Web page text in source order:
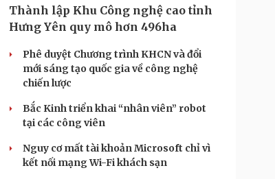
Podcast
Đọc truyện đêm khuya
Cửa sổ tình yêu
Thành lập Khu Công nghệ cao tỉnh
Hưng Yên quy mô hơn 496ha
Phê duyệt Chương trình KHCN và đổi
mới sáng tạo quốc gia về công nghệ
chiến lược
Bắc Kinh triển khai “nhân viên” robot
tại các công viên
Nguy cơ mất tài khoản Microsoft chỉ vì
kết nối mạng Wi-Fi khách sạn